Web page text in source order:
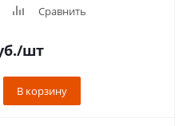
Сравнить
/шт
В корзину